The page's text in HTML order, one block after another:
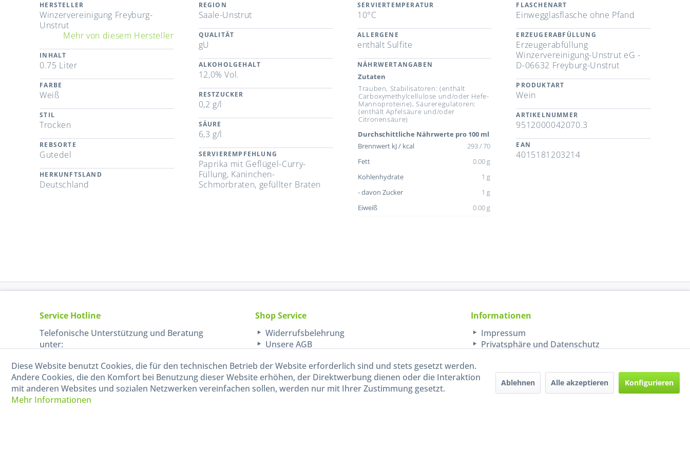
HERSTELLER
Winzervereinigung Freyburg-
Unstrut
Mehr von diesem Hersteller
INHALT
0.75 Liter
FARBE
Weiß
STIL
Trocken
REBSORTE
Gutedel
HERKUNFTSLAND
Deutschland
REGION
Saale-Unstrut
QUALITÄT
gU
ALKOHOLGEHALT
12,0% Vol.
RESTZUCKER
0,2 g/l
SÄURE
6,3 g/l
SERVIEREMPFEHLUNG
Paprika mit Geflügel-Curry-
Füllung, Kaninchen-
Schmorbraten, gefüllter Braten
SERVIERTEMPERATUR
10°C
ALLERGENE
enthält Sulfite
NÄHRWERTANGABEN
Zutaten
Trauben, Stabilisatoren: (enthält
Carboxymethylcellulose und/oder Hefe-
Mannoproteine), Säureregulatoren:
(enthält Apfelsäure und/oder
Citronensäure)
Durchschittliche Nährwerte pro 100 ml
Brennwert kJ / kcal
293 / 70
Fett
0.00 g
Kohlenhydrate
1 g
- davon Zucker
1 g
Eiweiß
0.00 g
FLASCHENART
Einwegglasflasche ohne Pfand
ERZEUGERABFÜLLUNG
Erzeugerabfüllung
Winzervereinigung-Unstrut eG -
D-06632 Freyburg-Unstrut
PRODUKTART
Wein
ARTIKELNUMMER
9512000042070.3
EAN
4015181203214
Service Hotline
Telefonische Unterstützung und Beratung
unter:
040-880 99 770
Mo-Fr, 09:00 - 15:00 Uhr
Shop Service
Widerrufsbelehrung
Unsere AGB
Informationen
Impressum
Privatsphäre und Datenschutz
Diese Website benutzt Cookies, die für den technischen Betrieb der Website erforderlich sind und stets gesetzt werden.
Andere Cookies, die den Komfort bei Benutzung dieser Website erhöhen, der Direktwerbung dienen oder die Interaktion
mit anderen Websites und sozialen Netzwerken vereinfachen sollen, werden nur mit Ihrer Zustimmung gesetzt.
Mehr Informationen
Ablehnen Alle akzeptieren Konfigurieren